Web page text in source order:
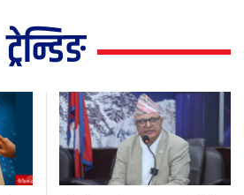
ट्रेन्डिङ